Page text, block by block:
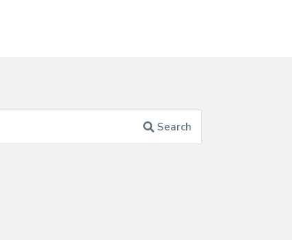
Search